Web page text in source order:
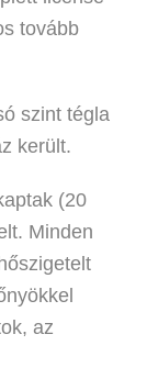
tovább
szint tégla
került.
(20
Minden
az